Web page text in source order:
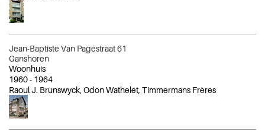
Jean-Baptiste Van Pagéstraat 61
Ganshoren
Woonhuis
1960- 1964
Raoul J. Brunswyck, Odon Wathelet, Timmermans Frères